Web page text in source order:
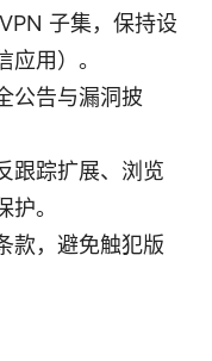
子集，保持设
用）。
公告与漏洞披
跟踪扩展、浏览
。
款，避免触犯版